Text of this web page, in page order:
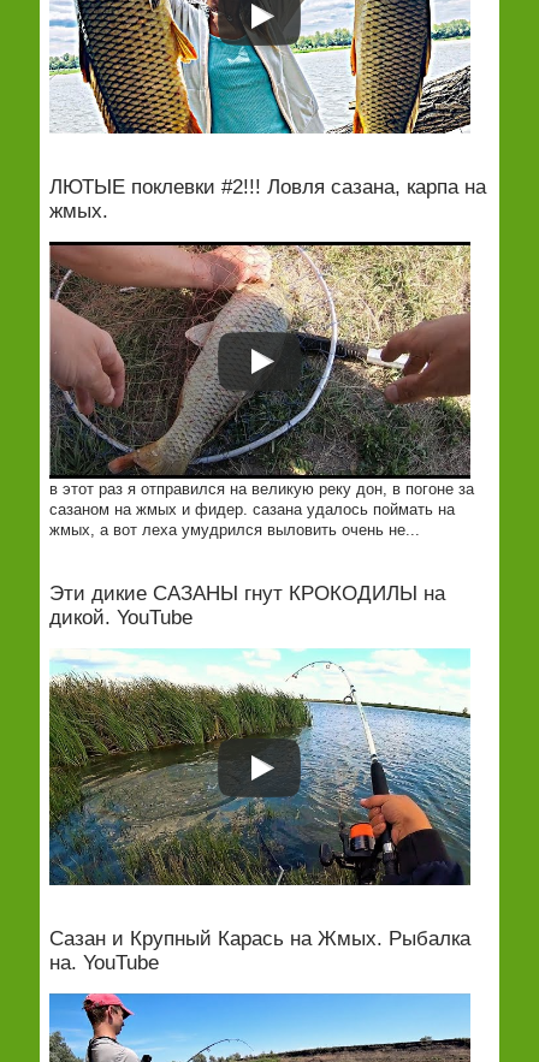
ЛЮТЫЕ поклевки #2!!! Ловля сазана, карпа на
жмых.
в этот раз я отправился на великую реку дон, в погоне за
сазаном на жмых и фидер. сазана удалось поймать на
жмых, а вот леха умудрился выловить очень не...
Эти дикие САЗАНЫ гнут КРОКОДИЛЫ на
дикой. YouTube
Сазан и Крупный Карась на Жмых. Рыбалка
на. YouTube